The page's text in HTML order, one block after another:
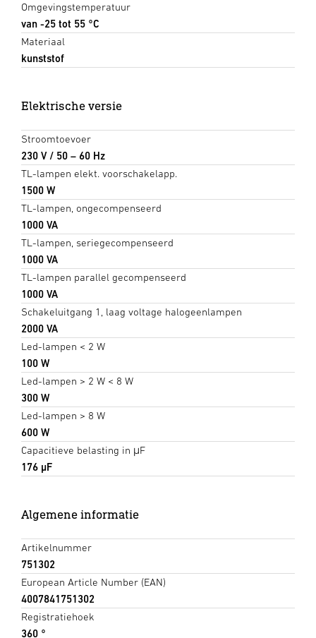
Omgevingstemperatuur
van -25 tot 55 °C
Materiaal
kunststof
Elektrische versie
Stroomtoevoer
230 V / 50 – 60 Hz
TL-lampen elekt. voorschakelapp.
1500 W
TL-lampen, ongecompenseerd
1000 VA
TL-lampen, seriegecompenseerd
1000 VA
TL-lampen parallel gecompenseerd
1000 VA
Schakeluitgang 1, laag voltage halogeenlampen
2000 VA
Led-lampen < 2 W
100 W
Led-lampen > 2 W < 8 W
300 W
Led-lampen > 8 W
600 W
Capacitieve belasting in μF
176 µF
Algemene informatie
Artikelnummer
751302
European Article Number (EAN)
4007841751302
Registratiehoek
360 °